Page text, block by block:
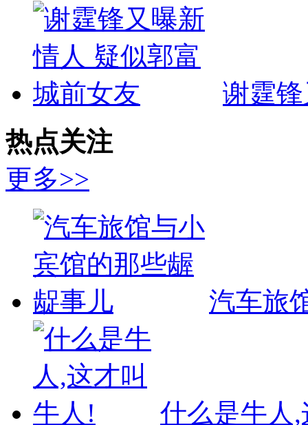
谢霆
热点关注
更多>>
汽车旅
什么是牛人